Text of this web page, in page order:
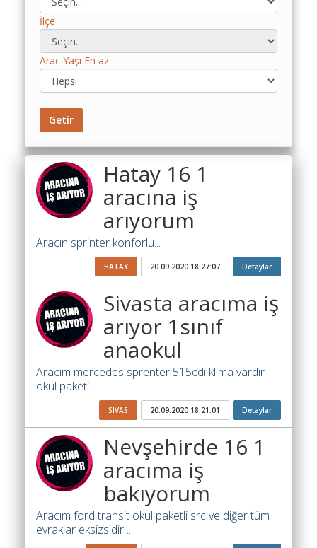
Kredili
Maliyet
Hesaplama
Maliyet
Hesaplama
Şartname
Karşılaştırma
Robotu
Masaüstü
Maliyet
Programı
Sınır
Değer
Hesaplama
Akaryakıt
Fiyatları
İhale
İlanlar
Söför
Arayanlar
arayanlar
İlçe
Arac Yaşı En az
Getir
Hatay 16 1
aracına iş
arıyorum
Aracın sprinter konforlu...
HATAY 20.09.2020 18:27:07 Detaylar
Sivasta aracıma iş
arıyor 1sınıf
anaokul
Aracım mercedes sprenter 515cdi klıma vardır
okul paketi...
SIVAS 20.09.2020 18:21:01 Detaylar
Nevşehirde 16 1
aracıma iş
bakıyorum
Aracım ford transit okul paketli src ve diğer tüm
evraklar eksizsidir ...